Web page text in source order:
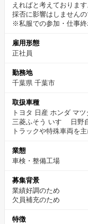
えればと考えております
採否に影響はしません
※私服での参加・仕事
雇用形態
正社員
勤務地
千葉県 千葉市
取扱車種
トヨタ 日産 ホンダ マ
三菱ふそう いすゞ 日野
トラックや特殊車両を
業態
車検・整備工場
募集背景
業績好調のため
欠員補充のため
特徴